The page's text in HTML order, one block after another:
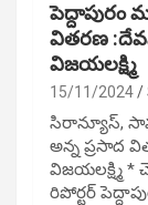
పెద్దాపురం
వితరణ
విజయలక్ష్మి
15/11/2024
సిరాన్యూస్,
అన్న ప్రసాద
విజయలక్ష్మి *
రిపోర్టర్